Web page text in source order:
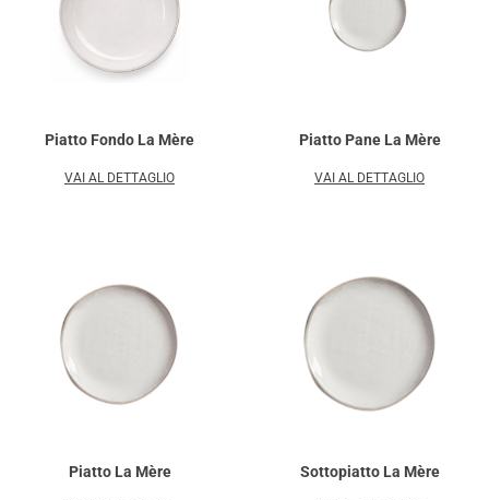
Piatto Fondo La Mère
VAI AL DETTAGLIO
Piatto Pane La Mère
VAI AL DETTAGLIO
Piatto La Mère Sottopiatto La Mère